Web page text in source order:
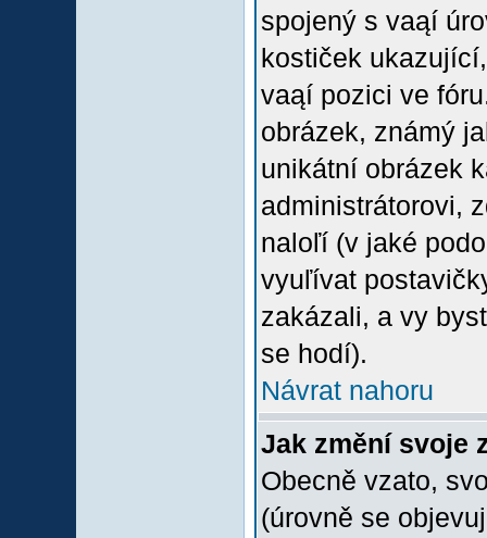
spojený s vaąí
kostiček
vaąí pozici ve
obrázek, známý
unikátní obrázek
administrátorovi,
naloľí (v jaké
vyuľívat
zakázali, a vy
se hodí).
Návrat nahoru
Jak změní svoje
Obecně vzato,
(úrovně se